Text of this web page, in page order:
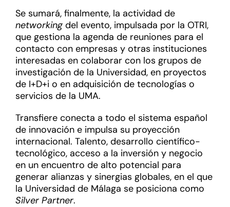
Se sumará, finalmente, la actividad de
networkingdel evento, impulsada por la OTRI,
que gestiona la agenda de reuniones para el
contacto con empresas y otras instituciones
interesadas en colaborar con los grupos de
investigación de la Universidad, en proyectos
de I+D+i o en adquisición de tecnologías o
servicios de la UMA.
Transfiere conecta a todo el sistema español
de innovación e impulsa su proyección
internacional. Talento, desarrollo científico-
tecnológico, acceso a la inversión y negocio
en un encuentro de alto potencial para
generar alianzas y sinergias globales, en el que
la Universidad de Málaga se posiciona como
Silver Partner.